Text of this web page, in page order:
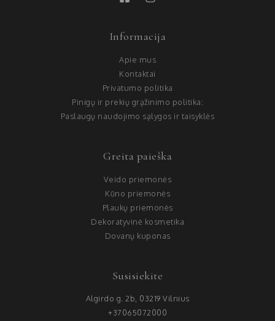
Informacija
Apie mus
Kontaktai
Privatumo politika
Pinigų ir prekių grąžinimo politika:
Paslaugų naudojimo sąlygos ir taisyklės
Greita paieška
Veido priemonės
Kūno priemonės
Plaukų priemonės
Dekoratyvinė kosmetika
Dovanų kuponas
Susisiekite
Algirdo g. 2b, 03219 Vilnius
+37065072000